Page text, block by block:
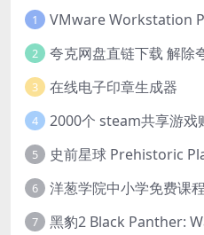
1
2 夸克网盘直链下载 解除
3 在线电子印章生成器
4 2000个 steam共享游
5
6 洋葱学院中小学免费课
7